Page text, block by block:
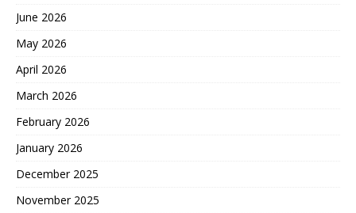
June 2026
May 2026
April 2026
March 2026
February 2026
January 2026
December 2025
November 2025